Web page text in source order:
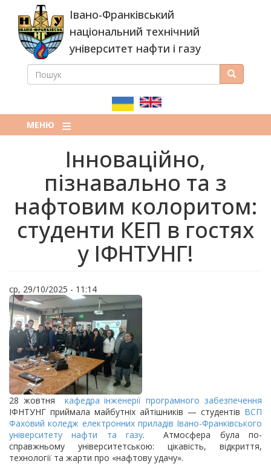
основного
вмісту
Івано-Франківський
національний технічний
університет нафти і газу
ПОШУКОВА
ПОШУК Пошук
МЕНЮ
Інноваційно,
пізнавально та з
нафтовим колоритом:
студенти КЕП в гостях
у ІФНТУНГ!
ср, 29/10/2025 - 11:14
28 жовтня кафедра інженерії програмного забезпечення
ІФНТУНГ приймала майбутніх айтішників — студентів ВСП
Фаховий коледж електронних приладів Івано-Франківського
університету нафти та газу. Атмосфера була по-
справжньому університетською: цікавість, відкриття,
технології та жарти про «нафтову удачу».